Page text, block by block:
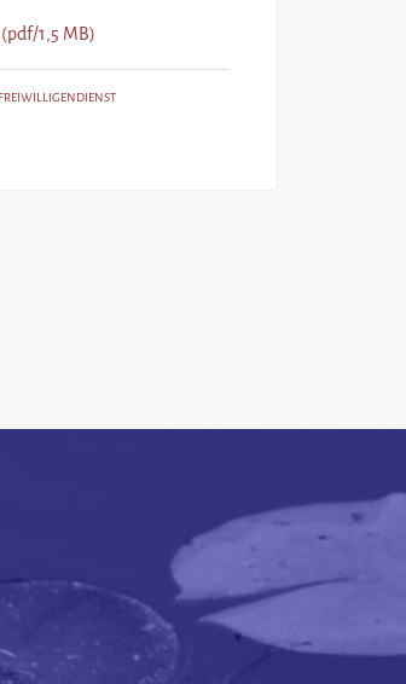
1,5 MB)
FREIWILLIGENDIENST